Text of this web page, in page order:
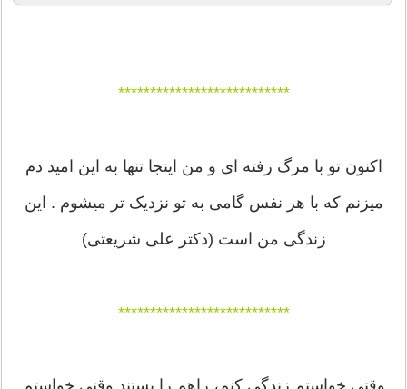
***************************
اکنون تو با مرگ رفته ای و من اینجا تنها به این امید دم
میزنم که با هر نفس گامی به تو نزدیک تر میشوم . این
زندگی من است (دکتر علی شریعتی)
***************************
وقتی خواستم زندگی کنم، راهم را بستند.وقتی خواستم